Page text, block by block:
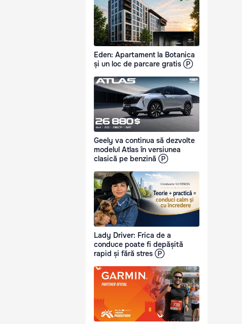
Eden: Apartament la Botanica
și un loc de parcare gratis Ⓟ
Geely va continua să dezvolte
modelul Atlas în versiunea
clasică pe benzină Ⓟ
Lady Driver: Frica de a
conduce poate fi depășită
rapid și fără stres Ⓟ